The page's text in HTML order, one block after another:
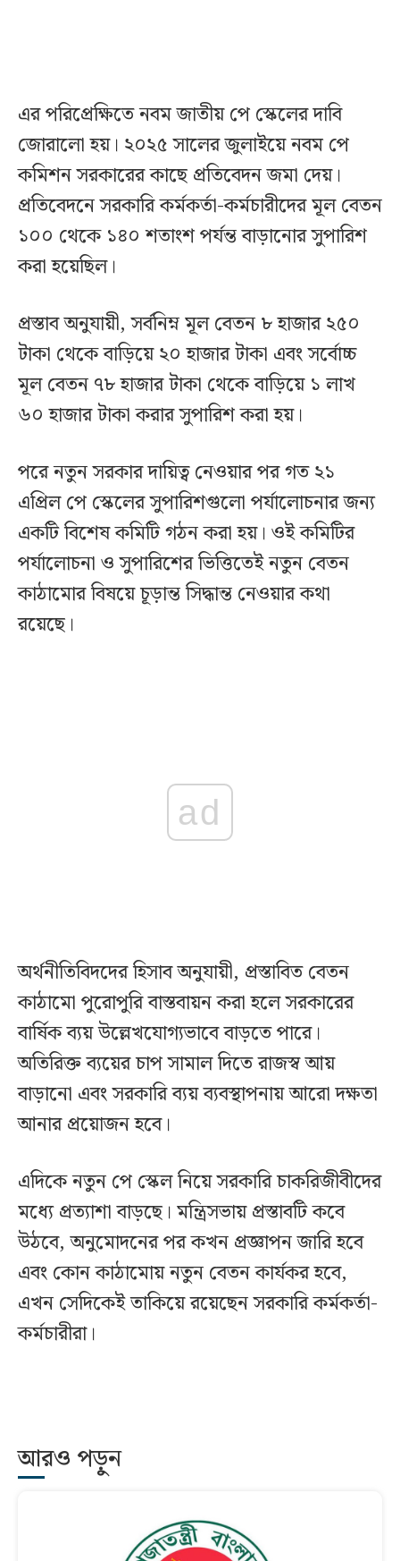
এর পরিপ্রেক্ষিতে নবম জাতীয় পে স্কেলের দাবি
জোরালো হয়। ২০২৫ সালের জুলাইয়ে নবম পে
কমিশন সরকারের কাছে প্রতিবেদন জমা দেয়।
প্রতিবেদনে সরকারি কর্মকর্তা-কর্মচারীদের মূল বেতন
১০০ থেকে ১৪০ শতাংশ পর্যন্ত বাড়ানোর সুপারিশ
করা হয়েছিল।
প্রস্তাব অনুযায়ী, সর্বনিম্ন মূল বেতন ৮ হাজার ২৫০
টাকা থেকে বাড়িয়ে ২০ হাজার টাকা এবং সর্বোচ্চ
মূল বেতন ৭৮ হাজার টাকা থেকে বাড়িয়ে ১ লাখ
৬০ হাজার টাকা করার সুপারিশ করা হয়।
পরে নতুন সরকার দায়িত্ব নেওয়ার পর গত ২১
এপ্রিল পে স্কেলের সুপারিশগুলো পর্যালোচনার জন্য
একটি বিশেষ কমিটি গঠন করা হয়। ওই কমিটির
পর্যালোচনা ও সুপারিশের ভিত্তিতেই নতুন বেতন
কাঠামোর বিষয়ে চূড়ান্ত সিদ্ধান্ত নেওয়ার কথা
রয়েছে।
ad
অর্থনীতিবিদদের হিসাব অনুযায়ী, প্রস্তাবিত বেতন
কাঠামো পুরোপুরি বাস্তবায়ন করা হলে সরকারের
বার্ষিক ব্যয় উল্লেখযোগ্যভাবে বাড়তে পারে।
অতিরিক্ত ব্যয়ের চাপ সামাল দিতে রাজস্ব আয়
বাড়ানো এবং সরকারি ব্যয় ব্যবস্থাপনায় আরো দক্ষতা
আনার প্রয়োজন হবে।
এদিকে নতুন পে স্কেল নিয়ে সরকারি চাকরিজীবীদের
মধ্যে প্রত্যাশা বাড়ছে। মন্ত্রিসভায় প্রস্তাবটি কবে
উঠবে, অনুমোদনের পর কখন প্রজ্ঞাপন জারি হবে
এবং কোন কাঠামোয় নতুন বেতন কার্যকর হবে,
এখন সেদিকেই তাকিয়ে রয়েছেন সরকারি কর্মকর্তা-
কর্মচারীরা।
আরও পড়ুন